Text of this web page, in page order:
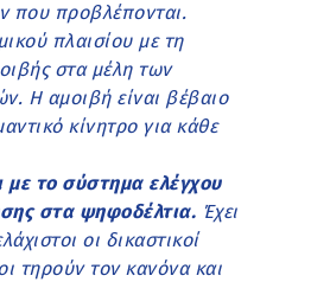
που προβλέπονται.
πλαισίου με τη
στα μέλη των
Η αμοιβή είναι βέβαιο
κίνητρο για κάθε
με το σύστημα ελέγχου
στα ψηφοδέλτια. Έχει
οι δικαστικοί
τηρούν τον κανόνα και